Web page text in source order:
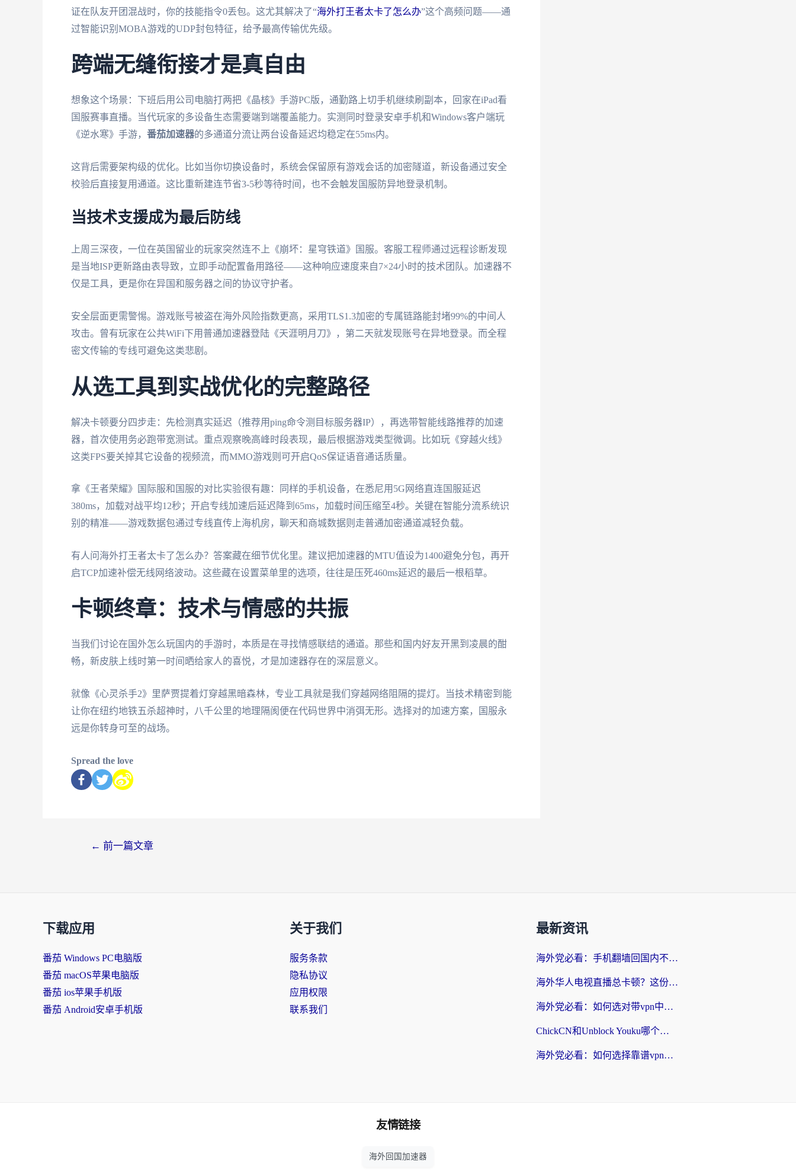
证在队友开团混战时，你的技能指令0丢包。这尤其解决了“海外打王者太卡了怎么办”这个高频问题——通
过智能识别MOBA游戏的UDP封包特征，给予最高传输优先级。
跨端无缝衔接才是真自由
想象这个场景：下班后用公司电脑打两把《晶核》手游PC版，通勤路上切手机继续刷副本，回家在iPad看
国服赛事直播。当代玩家的多设备生态需要端到端覆盖能力。实测同时登录安卓手机和Windows客户端玩
《逆水寒》手游， 番茄加速器的多通道分流让两台设备延迟均稳定在55ms内。
这背后需要架构级的优化。比如当你切换设备时，系统会保留原有游戏会话的加密隧道，新设备通过安全
校验后直接复用通道。这比重新建连节省3-5秒等待时间，也不会触发国服防异地登录机制。
当技术支援成为最后防线
上周三深夜，一位在英国留业的玩家突然连不上《崩坏：星穹铁道》国服。客服工程师通过远程诊断发现
是当地ISP更新路由表导致，立即手动配置备用路径——这种响应速度来自7×24小时的技术团队。加速器不
仅是工具，更是你在异国和服务器之间的协议守护者。
安全层面更需警惕。游戏账号被盗在海外风险指数更高，采用TLS1.3加密的专属链路能封堵99%的中间人
攻击。曾有玩家在公共WiFi下用普通加速器登陆《天涯明月刀》，第二天就发现账号在异地登录。而全程
密文传输的专线可避免这类悲剧。
从选工具到实战优化的完整路径
解决卡顿要分四步走：先检测真实延迟（推荐用ping命令测目标服务器IP），再选带智能线路推荐的加速
器，首次使用务必跑带宽测试。重点观察晚高峰时段表现，最后根据游戏类型微调。比如玩《穿越火线》
这类FPS要关掉其它设备的视频流，而MMO游戏则可开启QoS保证语音通话质量。
拿《王者荣耀》国际服和国服的对比实验很有趣：同样的手机设备，在悉尼用5G网络直连国服延迟
380ms，加载对战平均12秒；开启专线加速后延迟降到65ms，加载时间压缩至4秒。关键在智能分流系统识
别的精准——游戏数据包通过专线直传上海机房，聊天和商城数据则走普通加密通道减轻负载。
有人问海外打王者太卡了怎么办？答案藏在细节优化里。建议把加速器的MTU值设为1400避免分包，再开
启TCP加速补偿无线网络波动。这些藏在设置菜单里的选项，往往是压死460ms延迟的最后一根稻草。
卡顿终章：技术与情感的共振
当我们讨论在国外怎么玩国内的手游时，本质是在寻找情感联结的通道。那些和国内好友开黑到凌晨的酣
畅，新皮肤上线时第一时间晒给家人的喜悦，才是加速器存在的深层意义。
就像《心灵杀手2》里萨贾提着灯穿越黑暗森林，专业工具就是我们穿越网络阻隔的提灯。当技术精密到能
让你在纽约地铁五杀超神时，八千公里的地理隔阂便在代码世界中消弭无形。选择对的加速方案，国服永
远是你转身可至的战场。
Spread the love
← 前一篇文章
下载应用
番茄 Windows PC电脑版
番茄 macOS苹果电脑版
番茄 ios苹果手机版
番茄 Android安卓手机版
关于我们
服务条款
隐私协议
应用权限
联系我们
最新资讯
海外党必看：手机翻墙回国内不再难，一篇搞定无缝访问国内资源指南
海外华人电视直播总卡顿？这份回国加速器选择指南帮你无缝看国内资源
海外党必看：如何选对带vpn中国节点的加速器？无缝访问国内资源全攻略
ChickCN和Unblock Youku哪个好？海外党亲测4款热门回国加速器，附避坑指南
海外党必看：如何选择靠谱vpn加速器官网？轻松解决国内APP地区限制
友情链接
海外回国加速器